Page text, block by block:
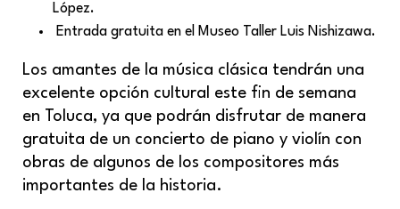
López.
Entrada gratuita en el Museo Taller Luis Nishizawa.
Los amantes de la música clásica tendrán una
excelente opción cultural este fin de semana
en Toluca, ya que podrán disfrutar de manera
gratuita de un concierto de piano y violín con
obras de algunos de los compositores más
importantes de la historia.